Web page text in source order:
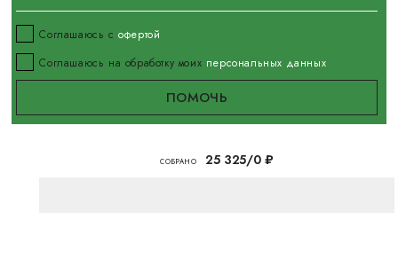
Соглашаюсь софертой
Соглашаюсь на обработку моих персональных данных
CОБРАНО 25 325/0 ₽